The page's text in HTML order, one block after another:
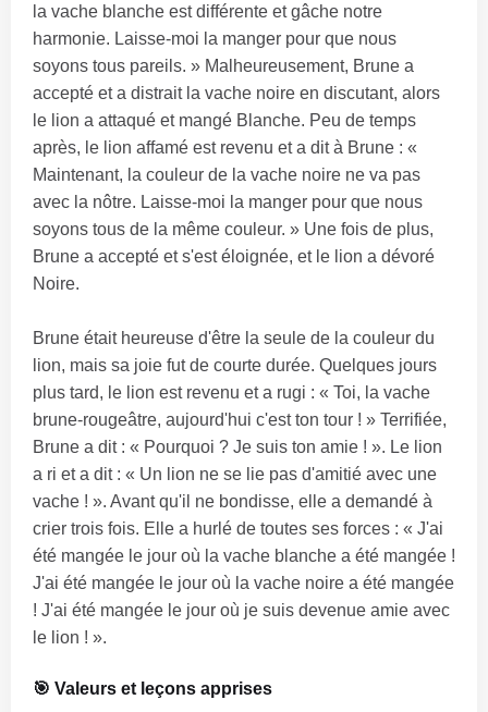
la vache blanche est différente et gâche notre
harmonie. Laisse-moi la manger pour que nous
soyons tous pareils. » Malheureusement, Brune a
accepté et a distrait la vache noire en discutant, alors
le lion a attaqué et mangé Blanche. Peu de temps
après, le lion affamé est revenu et a dit à Brune : «
Maintenant, la couleur de la vache noire ne va pas
avec la nôtre. Laisse-moi la manger pour que nous
soyons tous de la même couleur. » Une fois de plus,
Brune a accepté et s'est éloignée, et le lion a dévoré
Noire.
Brune était heureuse d'être la seule de la couleur du
lion, mais sa joie fut de courte durée. Quelques jours
plus tard, le lion est revenu et a rugi : « Toi, la vache
brune-rougeâtre, aujourd'hui c'est ton tour ! » Terrifiée,
Brune a dit : « Pourquoi ? Je suis ton amie ! ». Le lion
a ri et a dit : « Un lion ne se lie pas d'amitié avec une
vache ! ». Avant qu'il ne bondisse, elle a demandé à
crier trois fois. Elle a hurlé de toutes ses forces : « J'ai
été mangée le jour où la vache blanche a été mangée !
J'ai été mangée le jour où la vache noire a été mangée
! J'ai été mangée le jour où je suis devenue amie avec
le lion ! ».
🎯 Valeurs et leçons apprises